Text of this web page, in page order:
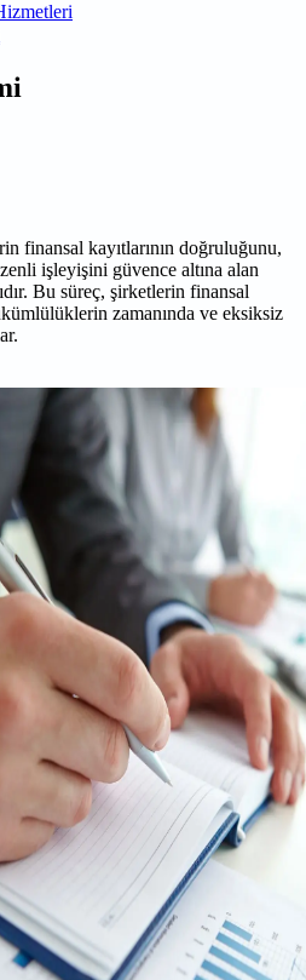
finansal kayıtlarının doğruluğunu,
işleyişini güvence altına alan
Bu süreç, şirketlerin finansal
zamanında ve eksiksiz